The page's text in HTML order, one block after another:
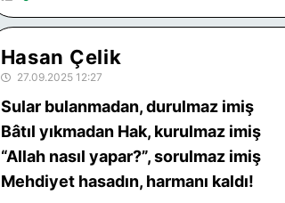
Hasan Çelik
27.09.2025 12:27
Sular bulanmadan, durulmaz imiş
Bâtıl yıkmadan Hak, kurulmaz imiş
“Allah nasıl yapar?”, sorulmaz imiş
Mehdiyet hasadın, harmanı kaldı!